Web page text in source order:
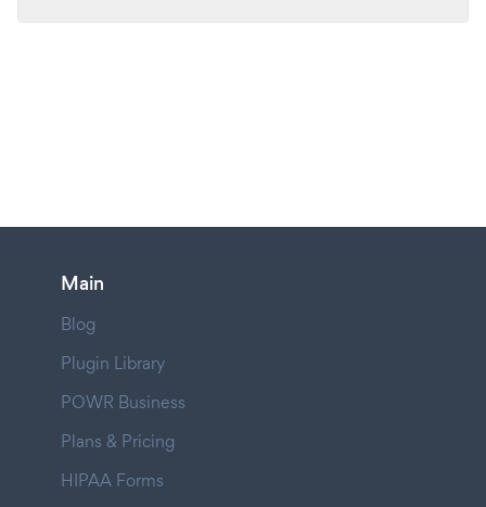
Main
Blog
Plugin Library
POWR Business
Plans & Pricing
HIPAA Forms